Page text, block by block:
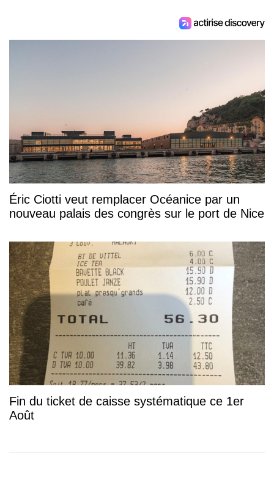
Éric Ciotti veut remplacer Océanice par un
nouveau palais des congrès sur le port de Nice
Fin du ticket de caisse systématique ce 1er
Août